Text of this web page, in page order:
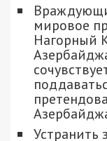
мировое
Нагорный
Устранить